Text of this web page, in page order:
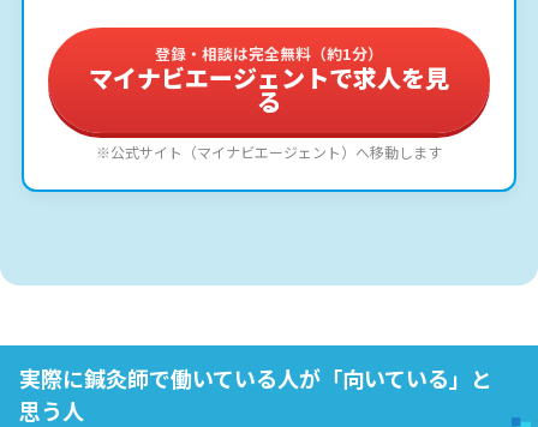
登録・相談は完全無料（約1分）
マイナビエージェントで求人を見
る
※公式サイト（マイナビエージェント）へ移動します
実際に鍼灸師で働いている人が「向いている」と
思う人